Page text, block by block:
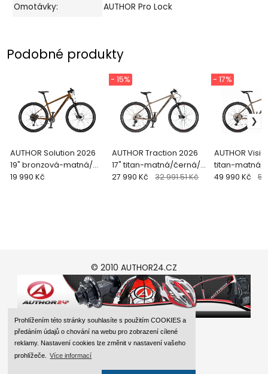
Prohlížením této stránky souhlasíte s použitím COOKIES a
předáním údajů o chování na webu pro zobrazení cílené
reklamy. Nastavení cookies lze změnit v nastavení vašeho
prohlížeče.
Více informací
Omotávky:
AUTHOR Pro Lock
Podobné produkty
AUTHOR Solution 2026
19" bronzová-matná/
černá/oranžová MTB 2
19 990 Kč
AUTHOR Traction 2026
17" titan-matná/černá/
červená MTB 29"ko
- 15%
27 990 Kč 32 991.51 Kč
AUTHOR
titan-matná/
červená MTB
- 17%
49 990 Kč
© 2010 AUTHOR24.CZ